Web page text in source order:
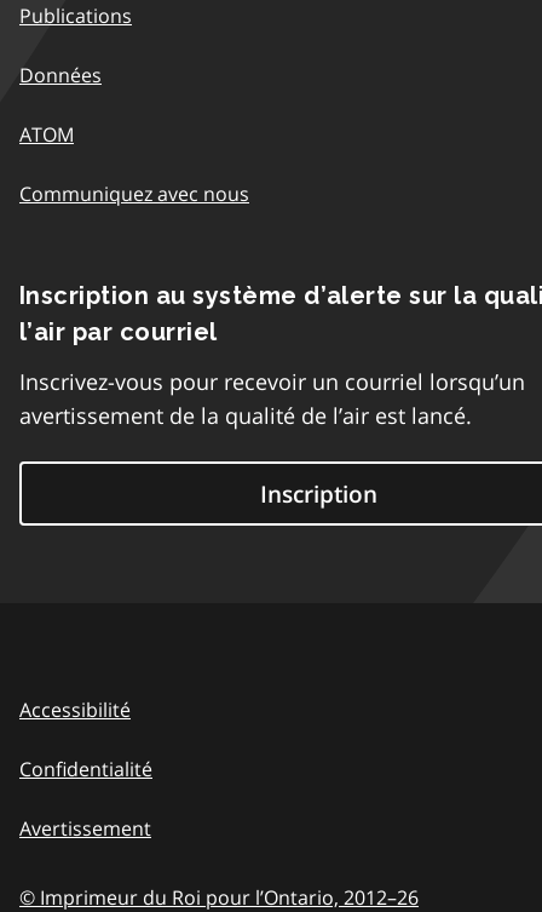
Publications
Données
ATOM
Communiquez avec nous
Inscription au système d’alerte sur la
l’air par courriel
Inscrivez-vous pour recevoir un courriel lorsqu’un
avertissement de la qualité de l’air est lancé.
Inscription
Accessibilité
Confidentialité
Avertissement
© Imprimeur du Roi pour l’Ontario, 2012–26